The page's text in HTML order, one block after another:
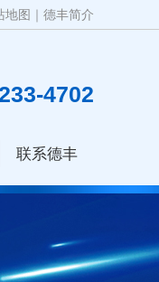
地图 ｜ 德丰简介
4702
联系德丰